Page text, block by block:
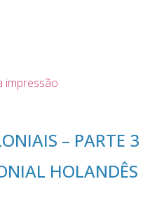
impressão
– PARTE 3
HOLANDÊS